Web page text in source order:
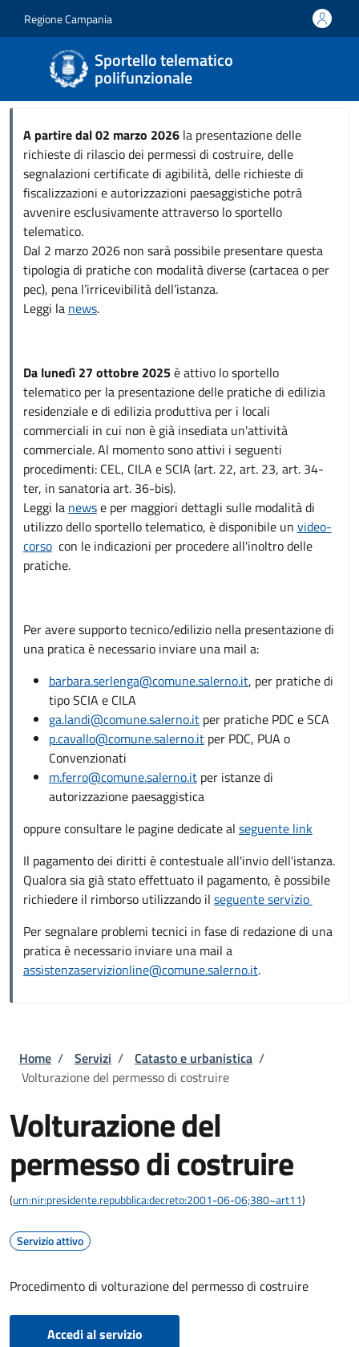
Regione Campania
Sportello telematico
polifunzionale
A partire dal 02 marzo 2026la presentazione delle
richieste di rilascio dei permessi di costruire, delle
segnalazioni certificate di agibilità, delle richieste di
fiscalizzazioni e autorizzazioni paesaggistiche potrà
avvenire esclusivamente attraverso lo sportello
telematico.
Dal 2 marzo 2026 non sarà possibile presentare questa
tipologia di pratiche con modalità diverse (cartacea o per
pec), pena l’irricevibilità dell’istanza.
Leggi la news.
Da lunedì 27 ottobre 2025è attivo lo sportello
telematico per la presentazione delle pratiche di edilizia
residenziale e di edilizia produttiva per i locali
commerciali in cui non è già insediata un'attività
commerciale. Al momento sono attivi i seguenti
procedimenti: CEL, CILA e SCIA (art. 22, art. 23, art. 34-
ter, in sanatoria art. 36-bis).
Leggi la newse per maggiori dettagli sulle modalità di
utilizzo dello sportello telematico, è disponibile un video-
corsocon le indicazioni per procedere all'inoltro delle
pratiche.
Per avere supporto tecnico/edilizio nella presentazione di
una pratica è necessario inviare una mail a:
barbara.serlenga@comune.salerno.it, per pratiche di
tipo SCIA e CILA
ga.landi@comune.salerno.itper pratiche PDC e SCA
p.cavallo@comune.salerno.itper PDC, PUA o
Convenzionati
m.ferro@comune.salerno.itper istanze di
autorizzazione paesaggistica
oppure consultare le pagine dedicate al seguente link
Il pagamento dei diritti è contestuale all'invio dell'istanza.
Qualora sia già stato effettuato il pagamento, è possibile
richiedere il rimborso utilizzando il seguente servizio
Per segnalare problemi tecnici in fase di redazione di una
pratica è necessario inviare una mail a
assistenzaservizionline@comune.salerno.it.
Briciole di pane
Home / Servizi / Catasto e urbanistica /
Volturazione del permesso di costruire
Volturazione del
permesso di costruire
(urn:nir:presidente.repubblica:decreto:2001-06-06;380~art11)
Servizio attivo
Procedimento di volturazione del permesso di costruire
Accedi al servizio